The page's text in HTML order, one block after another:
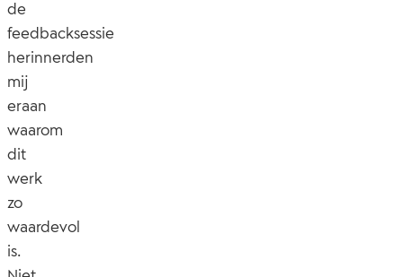
de
feedbacksessie
herinnerden
mij
eraan
waarom
dit
werk
zo
waardevol
is.